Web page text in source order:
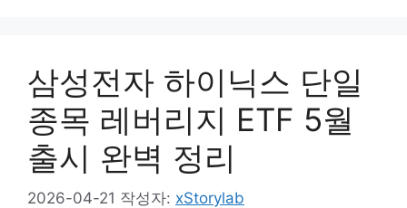
삼성전자 하이닉스 단일
종목 레버리지 ETF 5월
출시 완벽 정리
2026-04-21 작성자: xStorylab